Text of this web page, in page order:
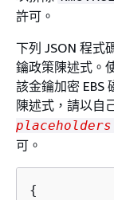
許可。
下列 JSON 程式
鑰政策陳述式。
該金鑰加密 EBS
陳述式，請以自
placeholders
可。
{